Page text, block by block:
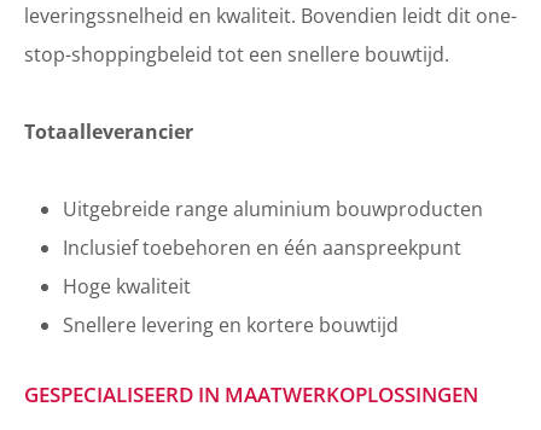
leveringssnelheid en kwaliteit. Bovendien leidt dit one-
stop-shoppingbeleid tot een snellere bouwtijd.
Totaalleverancier
Uitgebreide range aluminium bouwproducten
Inclusief toebehoren en één aanspreekpunt
Hoge kwaliteit
Snellere levering en kortere bouwtijd
GESPECIALISEERD IN MAATWERKOPLOSSINGEN